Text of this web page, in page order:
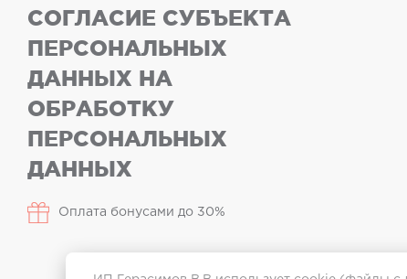
СОГЛАСИЕ СУБЪЕКТА
ПЕРСОНАЛЬНЫХ
ДАННЫХ НА
ОБРАБОТКУ
ПЕРСОНАЛЬНЫХ
ДАННЫХ
Оплата бонусами до 30%